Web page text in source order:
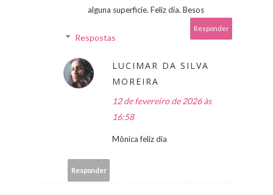
alguna superficie. Feliz día. Besos
Responder
Respostas
LUCIMAR DA SILVA
MOREIRA
12 de fevereiro de 2026 às
16:58
Mônica feliz dia
Responder